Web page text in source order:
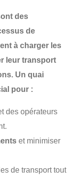
des
de
à charger les
leur transport
Un quai
pour :
des opérateurs
et minimiser
de transport tout